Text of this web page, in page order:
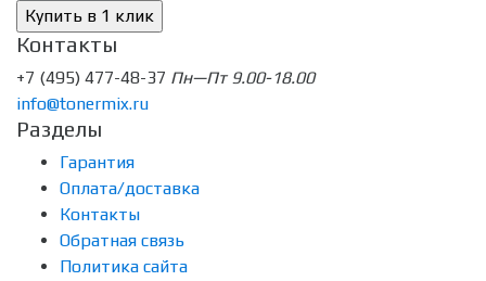
Контакты
+7 (495) 477-48-37 Пн—Пт 9.00-18.00
info@tonermix.ru
Разделы
Гарантия
Оплата/доставка
Контакты
Обратная связь
Политика сайта